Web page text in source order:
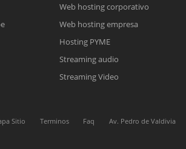
enviarán un correo electrónico con el enlace a
Meet para la reunión online.
Cotización
Chat Online
están fuera de línea. Complete el formulario
Web hosting corporativo
Web hosting empresa
Hosting PYME
Streaming audio
Streaming Video
Sitio Terminos Faq
Av. Pedro de Valdivia